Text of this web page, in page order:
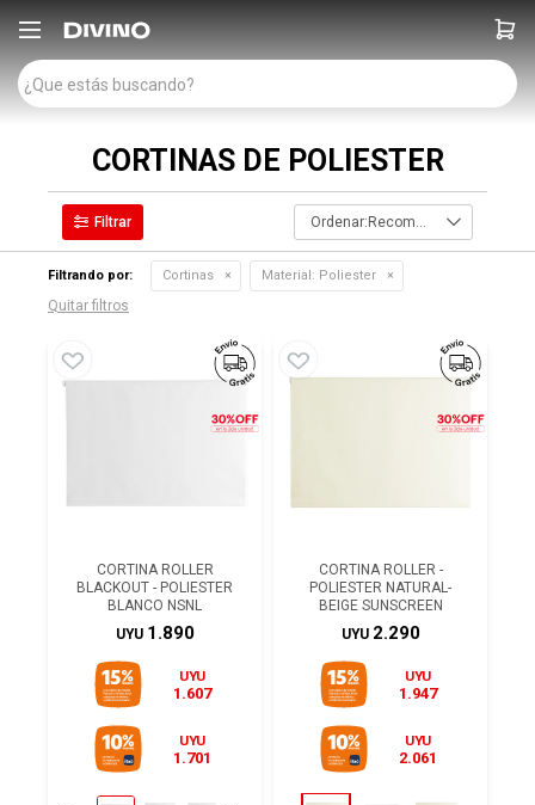

CORTINAS DE POLIESTER
Recomendados
Filtrando por: Cortinas Material: Poliester
Quitar filtros
CORTINA ROLLER
BLACKOUT - POLIESTER
BLANCO NSNL
UYU 1.890
UYU
1.607
UYU
1.701
CORTINA ROLLER -
POLIESTER NATURAL-
BEIGE SUNSCREEN
UYU 2.290
UYU
1.947
UYU
2.061